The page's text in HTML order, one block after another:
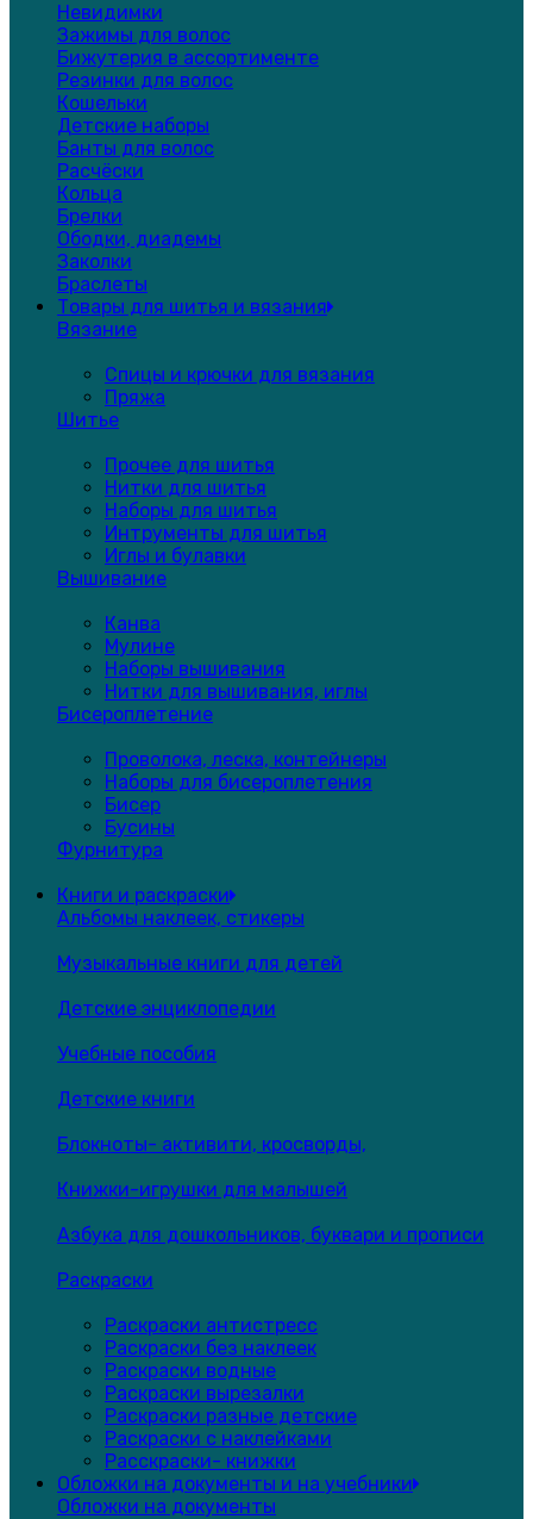
Невидимки
Зажимы для волос
Бижутерия в ассортименте
Резинки для волос
Кошельки
Детские наборы
Банты для волос
Расчёски
Кольца
Брелки
Ободки, диадемы
Заколки
Браслеты
Товары для шитья и вязания
Вязание
Спицы и крючки для вязания
Пряжа
Шитье
Прочее для шитья
Нитки для шитья
Наборы для шитья
Интрументы для шитья
Иглы и булавки
Вышивание
Канва
Мулине
Наборы вышивания
Нитки для вышивания, иглы
Бисероплетение
Проволока, леска, контейнеры
Наборы для бисероплетения
Бисер
Бусины
Фурнитура
Книги и раскраски
Альбомы наклеек, стикеры
Музыкальные книги для детей
Детские энциклопедии
Учебные пособия
Детские книги
Блокноты- активити, кросворды,
Книжки-игрушки для малышей
Азбука для дошкольников, буквари и прописи
Раскраски
Раскраски антистресс
Раскраски без наклеек
Раскраски водные
Раскраски вырезалки
Раскраски разные детские
Раскраски с наклейками
Расскраски- книжки
Обложки на документы и на учебники
Обложки на документы